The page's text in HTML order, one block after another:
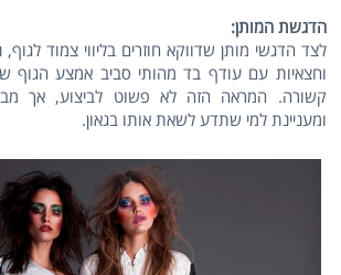
הדגשת המותן:
לצד הדגשי מותן שדווקא חוזרים בליווי צמוד
וחצאיות עם עודף בד מהותי סביב אמצע הגוף
קשורה. המראה הזה לא פשוט לביצוע, אך
ומעניינת למי שתדע לשאת אותו בגאון.